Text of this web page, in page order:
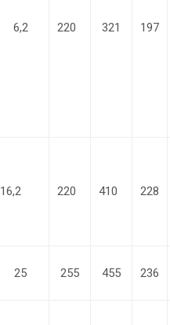
6,2 220 321 197
16,2
220 410
228
25 255 455 236